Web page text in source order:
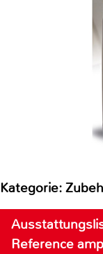
Kategorie:
Reference